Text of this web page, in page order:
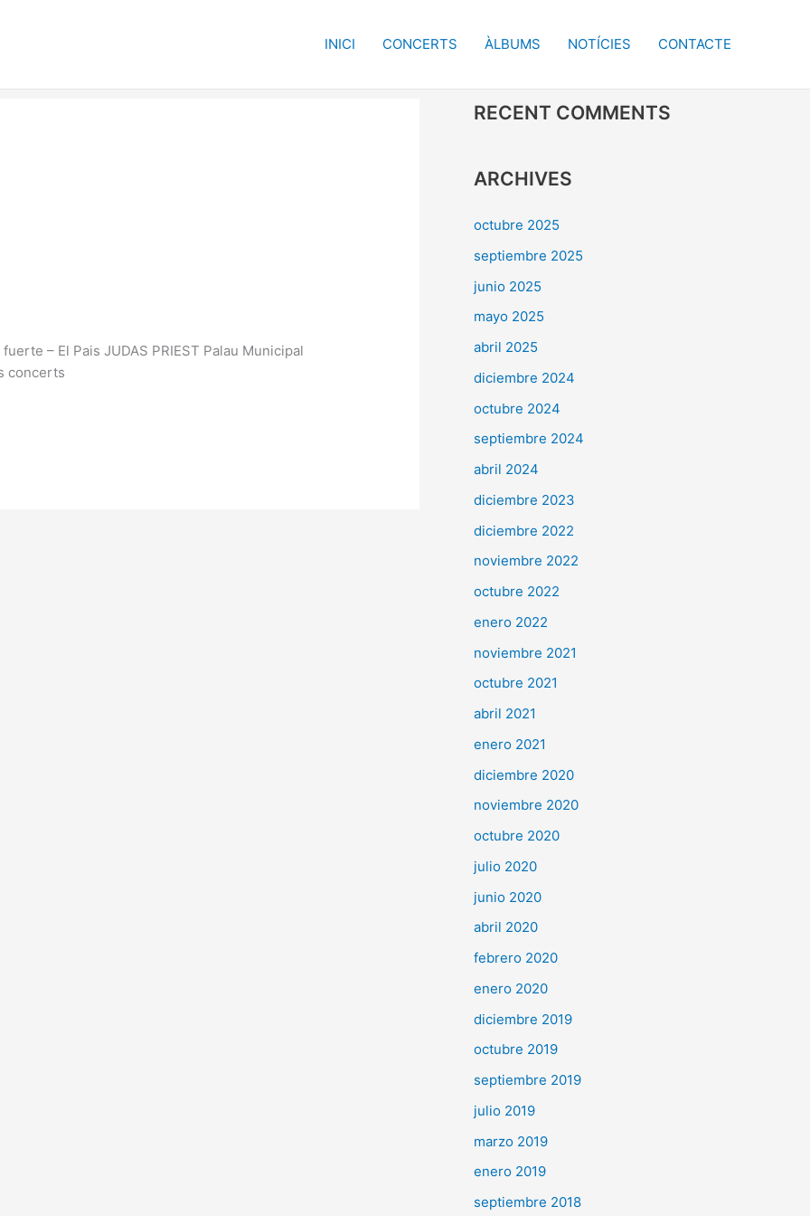
INICI CONCERTS ÀLBUMS NOTÍCIES CONTACTE
– El Pais JUDAS PRIEST Palau Municipal
concerts
RECENT COMMENTS
ARCHIVES
octubre 2025
septiembre 2025
junio 2025
mayo 2025
abril 2025
diciembre 2024
octubre 2024
septiembre 2024
abril 2024
diciembre 2023
diciembre 2022
noviembre 2022
octubre 2022
enero 2022
noviembre 2021
octubre 2021
abril 2021
enero 2021
diciembre 2020
noviembre 2020
octubre 2020
julio 2020
junio 2020
abril 2020
febrero 2020
enero 2020
diciembre 2019
octubre 2019
septiembre 2019
julio 2019
marzo 2019
enero 2019
septiembre 2018